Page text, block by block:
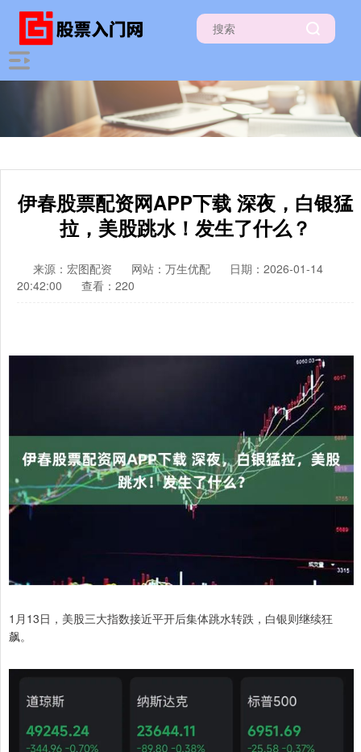
伊春股票配资网APP下载 深夜，白银猛
拉，美股跳水！发生了什么？
来源：宏图配资 网站：万生优配
日期：2026-01-14
20:42:00
查看：220
1月13日，美股三大指数接近平开后集体跳水转跌，白银则继续狂
飙。